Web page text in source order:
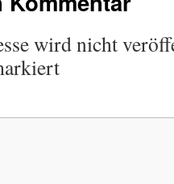
wird nicht